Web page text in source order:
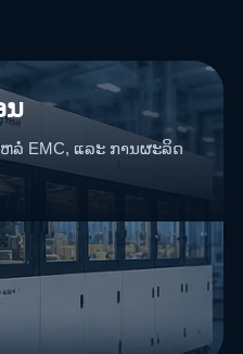
ນ
ລໍ່ EMC, ແລະ ການຜະລິດ